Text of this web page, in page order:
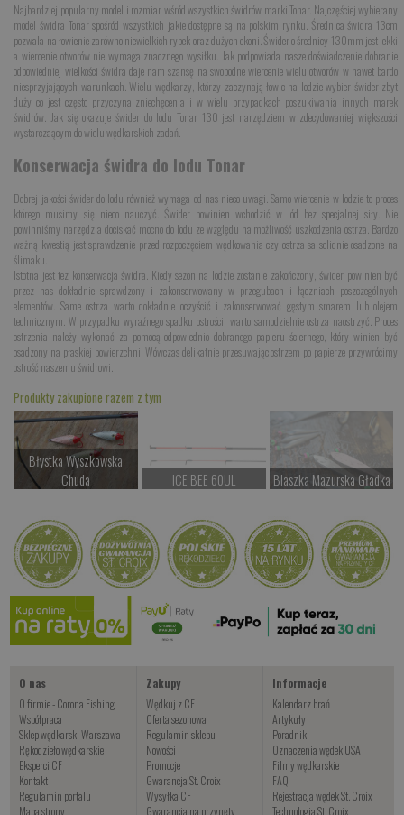
Najbardziej popularny model i rozmiar wśród wszystkich świdrów marki Tonar. Najczęściej wybierany
model świdra Tonar spośród wszystkich jakie dostępne są na polskim rynku. Średnica świdra 13cm
pozwala na łowienie zarówno niewielkich rybek oraz dużych okoni. Świder o średnicy 130mm jest lekki
a wiercenie otworów nie wymaga znacznego wysiłku. Jak podpowiada nasze doświadczenie dobranie
odpowiedniej wielkości świdra daje nam szansę na swobodne wiercenie wielu otworów w nawet bardo
niesprzyjających warunkach. Wielu wędkarzy, którzy zaczynają łowic na lodzie wybier świder zbyt
duży co jest często przyczyna zniechęcenia i w wielu przypadkach poszukiwania innych marek
świdrów. Jak się okazuje świder do lodu Tonar 130 jest narzędziem w zdecydowaniej większości
wystarczaącym do wielu wędkarskich zadań.
Konserwacja świdra do lodu Tonar
Dobrej jakości świder do lodu również wymaga od nas nieco uwagi. Samo wiercenie w lodzie to proces
którego musimy się nieco nauczyć. Świder powinien wchodzić w lód bez specjalnej siły. Nie
powinniśmy narzędzia dociskać mocno do lodu ze względu na możliwość uszkodzenia ostrza. Bardzo
ważną kwestią jest sprawdzenie przed rozpoczęciem wędkowania czy ostrza sa solidnie osadzone na
ślimaku.
Istotna jest tez konserwacja świdra. Kiedy sezon na lodzie zostanie zakończony, świder powinien być
przez nas dokładnie sprawdzony i zakonserwowany w przegubach i łączniach poszczególnych
elementów. Same ostrza warto dokładnie oczyścić i zakonserwować gęstym smarem lub olejem
technicznym. W przypadku wyraźnego spadku ostrości warto samodzielnie ostrza naostrzyć. Proces
ostrzenia należy wykonać za pomocą odpowiednio dobranego papieru ściernego, który winien być
osadzony na płaskiej powierzchni. Wówczas delikatnie przesuwając ostrzem po papierze przywrócimy
ostrość naszemu świdrowi.
Produkty zakupione razem z tym
Błystka Wyszkowska
Chuda
Kup teraz >
ICE BEE 60UL
Kup teraz >
Blaszka Mazurska Gładka
Kup teraz >
Blaszka Mazurska
Karbowana
Czekamy na dostawę
Kup teraz >
O nas
O firmie - Corona Fishing
Współpraca
Sklep wędkarski Warszawa
Rękodzieło wędkarskie
Eksperci CF
Kontakt
Regulamin portalu
Mapa strony
Zakupy
Wędkuj z CF
Oferta sezonowa
Regulamin sklepu
Nowości
Promocje
Gwarancja St. Croix
Wysyłka CF
Gwarancja na przynęty
Informacje
Kalendarz brań
Artykuły
Poradniki
Oznaczenia wędek USA
Filmy wędkarskie
FAQ
Rejestracja wędek St. Croix
Technologia St. Croix